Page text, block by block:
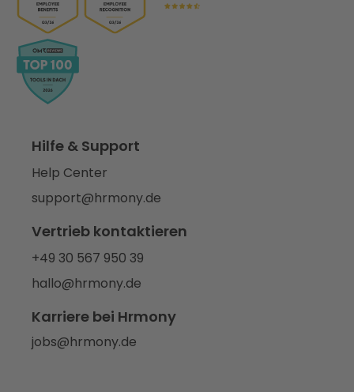
Hilfe & Support
Help Center
support@hrmony.de
Vertrieb kontaktieren
+49 30 567 950 39
hallo@hrmony.de
Karriere bei Hrmony
jobs@hrmony.de